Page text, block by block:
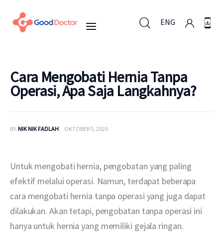
ENG
Mengapa Good Doctor
Berita
Layanan
Cara Mengobati Hernia Tanpa
Operasi, Apa Saja Langkahnya?
BY NIK NIK FADLAH OKTOBER 5, 2020
Untuk mengobati hernia, pengobatan yang paling
efektif melalui operasi. Namun, terdapat beberapa
cara mengobati hernia tanpa operasi yang juga dapat
dilakukan. Akan tetapi, pengobatan tanpa operasi ini
hanya untuk hernia yang memiliki gejala ringan.